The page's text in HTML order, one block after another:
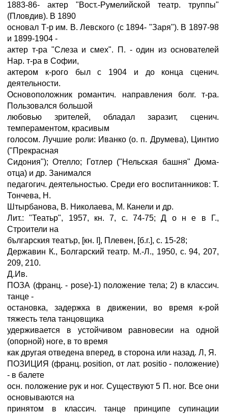
1883-86- актер "Вост.-Румелийской театр. труппы"
(Пловдив). В 1890
основал Т-р им. В. Левского (с 1894- "Заря"). В 1897-98
и 1899-1904 -
актер т-ра "Слеза и смех". П. - один из основателей
Нар. т-ра в Софии,
актером к-рого был с 1904 и до конца сценич.
деятельности.
Основоположник романтич. направления болг. т-ра.
Пользовался большой
любовью зрителей, обладал заразит, сценич.
темпераментом, красивым
голосом. Лучшие роли: Иванко (о. п. Друмева), Цинтио
("Прекрасная
Сидония"); Отелло; Готлер ("Нельская башня" Дюма-
отца) и др. Занимался
педагогич. деятельностью. Среди его воспитанников: Т.
Тончева, Н.
Штырбанова, В. Николаева, М. Канели и др.
Лит.: "Театьр", 1957, кн. 7, с. 74-75; Д о н е в Г.,
Строители на
българския театър, [кн. I], Плевен, [б.г.], с. 15-28;
Державин К., Болгарский театр. М.-Л., 1950, с. 94, 207,
209, 210.
Д.Ив.
ПОЗА (франц. - pose)-1) положение тела; 2) в классич.
танце -
остановка, задержка в движении, во время к-рой
тяжесть тела танцовщика
удерживается в устойчивом равновесии на одной
(опорной) ноге, в то время
как другая отведена вперед, в сторона или назад. Л, Я.
ПОЗИЦИЯ (франц. position, от лат. positio - положение)
- в балете
осн. положение рук и ног. Существуют 5 П. ног. Все они
основываются на
принятом в классич. танце принципе супинации